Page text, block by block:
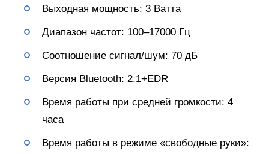
Выходная мощность: 3 Ватта
Диапазон частот: 100–17000 Гц
Соотношение сигнал/шум: 70 дБ
Версия Bluetooth: 2.1+EDR
Время работы при средней громкости: 4
часа
Время работы в режиме «свободные руки»: